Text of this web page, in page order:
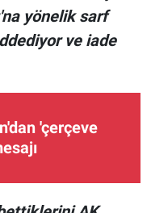
yönelik sarf
ve iade
'çerçeve